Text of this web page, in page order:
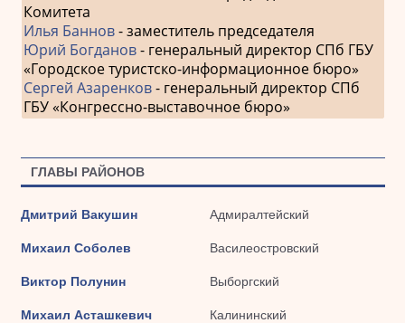
Комитета
Илья Баннов- заместитель председателя
Юрий Богданов- генеральный директор СПб ГБУ
«Городское туристско-информационное бюро»
Сергей Азаренков- генеральный директор СПб
ГБУ «Конгрессно-выставочное бюро»
ГЛАВЫ РАЙОНОВ
Дмитрий Вакушин Адмиралтейский
Михаил Соболев Василеостровский
Виктор Полунин Выборгский
Михаил Асташкевич Калининский